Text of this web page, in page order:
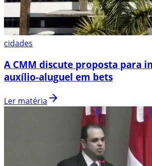
cidades
A CMM discute proposta para
auxílio-aluguel em bets
Ler matéria